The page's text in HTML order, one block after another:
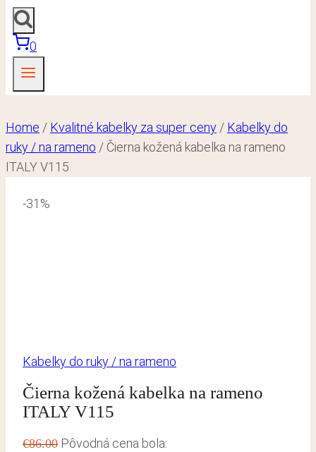
0
Home / Kvalitné kabelky za super ceny / Kabelky do
ruky / na rameno / Čierna kožená kabelka na rameno
ITALY V115
-31%
Kabelky do ruky / na rameno
Čierna kožená kabelka na rameno
ITALY V115
€86.00 Pôvodná cena bola: